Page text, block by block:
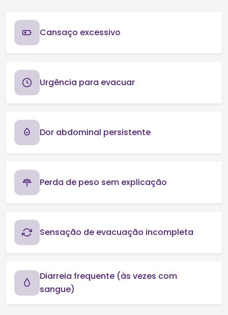
Cansaço excessivo
Urgência para evacuar
Dor abdominal persistente
Perda de peso sem explicação
Sensação de evacuação incompleta
Diarreia frequente (às vezes com
sangue)